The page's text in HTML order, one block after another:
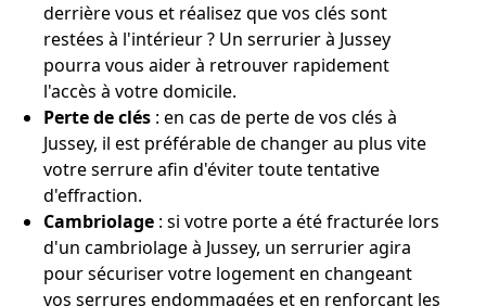
derrière vous et réalisez que vos clés sont
restées à l'intérieur ? Un serrurier à Jussey
pourra vous aider à retrouver rapidement
l'accès à votre domicile.
Perte de clés : en cas de perte de vos clés à
Jussey, il est préférable de changer au plus vite
votre serrure afin d'éviter toute tentative
d'effraction.
Cambriolage : si votre porte a été fracturée lors
d'un cambriolage à Jussey, un serrurier agira
pour sécuriser votre logement en changeant
vos serrures endommagées et en renforçant les